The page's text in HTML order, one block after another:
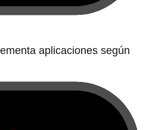
aplicaciones según